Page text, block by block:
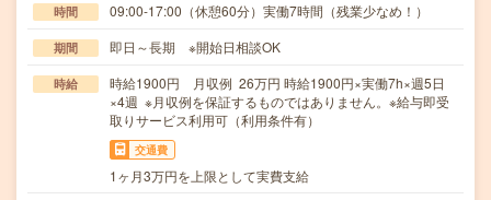
時間 09:00-17:00（休憩60分）実働7時間（残業少なめ！）
期間 即日～長期 ※開始日相談OK
時給
時給1900円 月収例 26万円 時給1900円×実働7h×週5日
×4週 ※月収例を保証するものではありません。※給与即受
取りサービス利用可（利用条件有）
交通費
1ヶ月3万円を上限として実費支給